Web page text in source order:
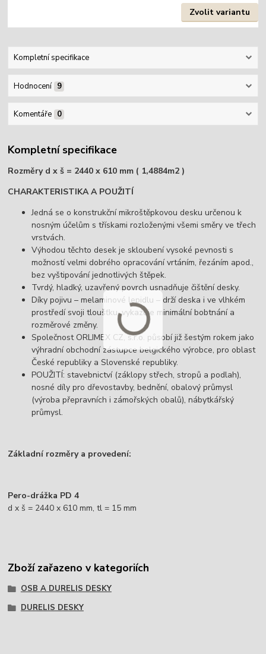
Zvolit variantu
Kompletní specifikace
Hodnocení 9
Komentáře 0
Kompletní specifikace
Rozměry d x š = 2440 x 610 mm ( 1,4884m2 )
CHARAKTERISTIKA A POUŽITÍ
Jedná se o konstrukční mikroštěpkovou desku určenou k
nosným účelům s třískami rozloženými všemi směry ve třech
vrstvách.
Výhodou těchto desek je skloubení vysoké pevnosti s
možností velmi dobrého opracování vrtáním, řezáním apod.,
bez vyštipování jednotlivých štěpek.
Tvrdý, hladký, uzavřený povrch usnadňuje čištění desky.
Díky pojivu – melaminové lepidlu – drží deska i ve vlhkém
prostředí svoji tloušťku, vykazuje minimální bobtnání a
rozměrové změny.
Společnost ORLIMEX CZ, s.r.o. působí již šestým rokem jako
výhradní obchodní zástupce belgického výrobce, pro oblast
České republiky a Slovenské republiky.
POUŽITÍ: stavebnictví (záklopy střech, stropů a podlah),
nosné díly pro dřevostavby, bednění, obalový průmysl
(výroba přepravních i zámořských obalů), nábytkářský
průmysl.
Základní rozměry a provedení:
Pero-drážka PD 4
d x š = 2440 x 610 mm, tl = 15 mm
Zboží zařazeno v kategoriích
OSB A DURELIS DESKY
DURELIS DESKY